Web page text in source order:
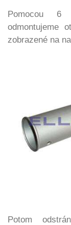
Pomocou 6
odmontujeme
zobrazené na
Potom